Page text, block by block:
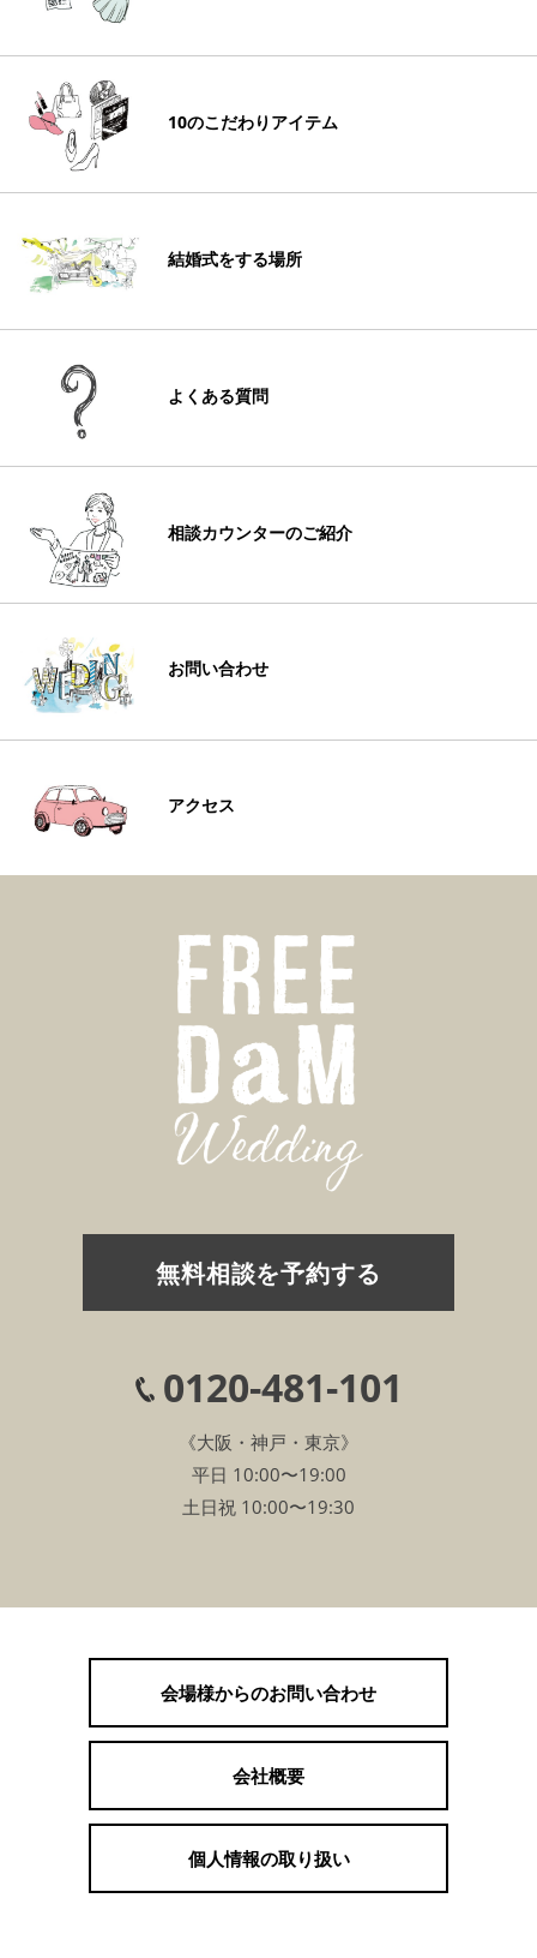
10のこだわりアイテム
結婚式をする場所
よくある質問
相談カウンターのご紹介
お問い合わせ
アクセス
無料相談を予約する
0120-481-101
《大阪・神戸・東京》
平日 10:00〜19:00
土日祝 10:00〜19:30
会場様からのお問い合わせ
会社概要
個人情報の取り扱い